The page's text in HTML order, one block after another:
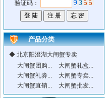
验证码：
产品分类
◆ 北京阳澄湖大闸蟹专卖
大闸蟹团购...
大闸蟹礼盒...
大闸蟹礼劵...
大闸蟹专卖...
大闸蟹直销...
大闸蟹批发...